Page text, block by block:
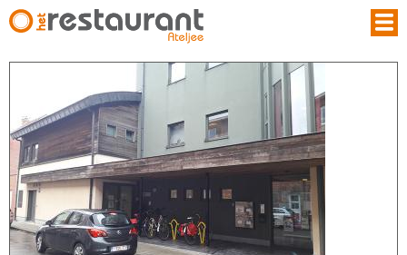
Overslaan en naar de inhoud gaan